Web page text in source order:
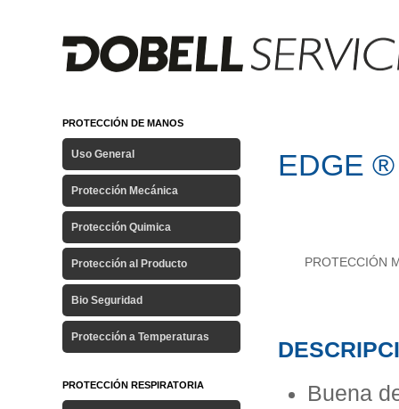
EDGE
Buena
PROTECCIÓN DE MANOS
Uso General
Protección Mecánica
Protección Quimica
Protección al Producto
Bio Seguridad
Protección a Temperaturas
PROTECCIÓN RESPIRATORIA